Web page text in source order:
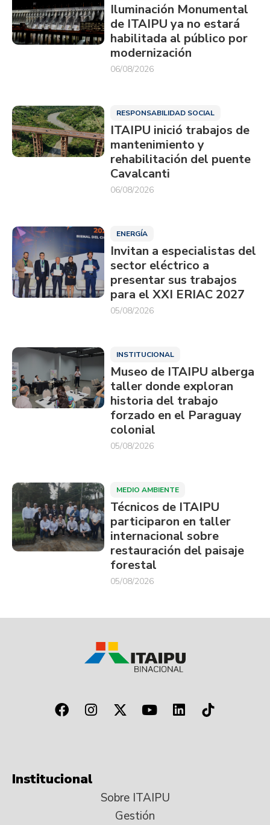
Iluminación Monumental
de ITAIPU ya no estará
habilitada al público por
modernización
06/08/2026
RESPONSABILIDAD SOCIAL
ITAIPU inició trabajos de
mantenimiento y
rehabilitación del puente
Cavalcanti
06/08/2026
ENERGÍA
Invitan a especialistas del
sector eléctrico a
presentar sus trabajos
para el XXI ERIAC 2027
05/08/2026
INSTITUCIONAL
Museo de ITAIPU alberga
taller donde exploran
historia del trabajo
forzado en el Paraguay
colonial
05/08/2026
MEDIO AMBIENTE
Técnicos de ITAIPU
participaron en taller
internacional sobre
restauración del paisaje
forestal
05/08/2026
Institucional
Sobre ITAIPU
Gestión